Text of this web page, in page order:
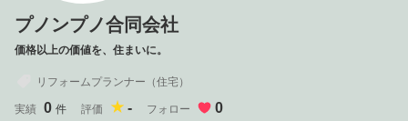
プノンプノ合同会社
価格以上の価値を、住まいに。
リフォームプランナー（住宅）
実績 0 件 評価 - フォロー 0